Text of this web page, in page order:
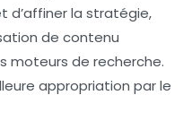
d’affiner la stratégie,
de contenu
moteurs de recherche.
appropriation par le